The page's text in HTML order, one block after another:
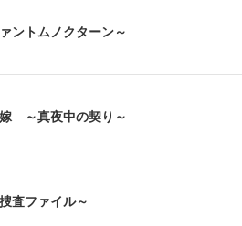
ントムノクターン～
～真夜中の契り～
査ファイル～